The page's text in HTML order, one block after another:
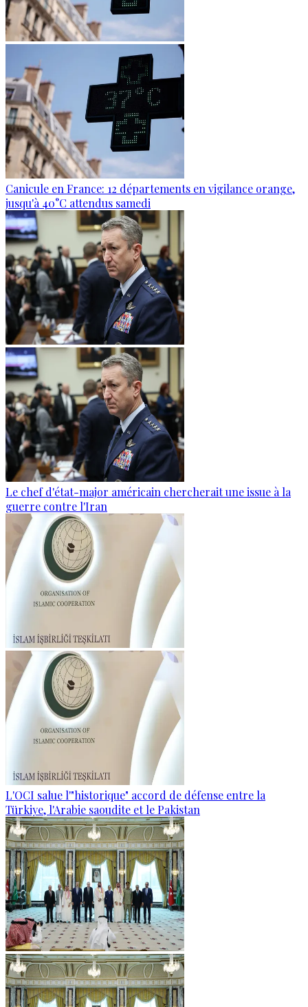
Canicule en France: 12 départements en vigilance orange,
jusqu'à 40°C attendus samedi
Le chef d'état-major américain chercherait une issue à la
guerre contre l'Iran
L'OCI salue l'"historique" accord de défense entre la
Türkiye, l'Arabie saoudite et le Pakistan